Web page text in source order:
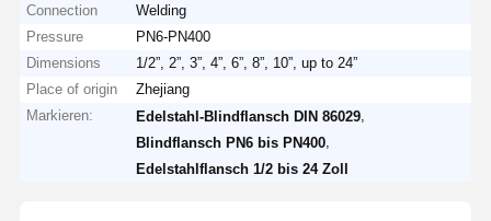
Connection
Welding
Pressure
PN6-PN400
Dimensions
1/2”, 2”, 3”, 4”, 6”, 8”, 10”, up to 24”
Place of origin
Zhejiang
Markieren:
Edelstahl-Blindflansch DIN 86029
Blindflansch PN6 bis PN400
Edelstahlflansch 1/2 bis 24 Zoll